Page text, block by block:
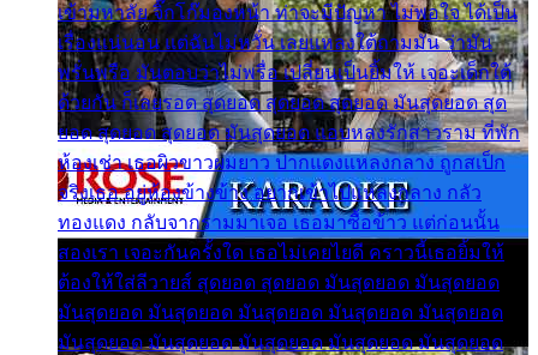
เข้ามหาลัย จิ๊กโก๊มองหน้า ท่าจะมีปัญหา ไม่พอใจ ได้เป็น
เรื่องแน่นอน แต่ฉันไม่หวั่น เลยแหลงใต้ถามมัน ว่ามัน
พรั่นพรือ มันตอบว่าไม่พรื่อ เปลี่ยนเป็นยิ้มให้ เจอะเด็กใต้
ด้วยกัน ก็เลยรอด สุดยอด สุดยอด สุดยอด มันสุดยอด สุด
ยอด สุดยอด สุดยอด มันสุดยอด แอบหลงรักสาวราม ที่พัก
ห้องเช่า เธอผิวขาวผมยาว ปากแดงแหลงกลาง ถูกสเป็ก
จริงเธอ อยู่ห้องข้างข้าง อยากเข้าไปแหลงกลาง กลัว
ทองแดง กลับจากรามมาเจอ เธอมาซื้อข้าว แต่ก่อนนั้น
สองเรา เจอะกันครั้งใด เธอไม่เคยไยดี คราวนี้เธอยิ้มให้
ต้องให้ใส่ลีวายส์ สุดยอด สุดยอด มันสุดยอด มันสุดยอด
มันสุดยอด มันสุดยอด มันสุดยอด มันสุดยอด มันสุดยอด
มันสุดยอด มันสุดยอด มันสุดยอด มันสุดยอด มันสุดยอด